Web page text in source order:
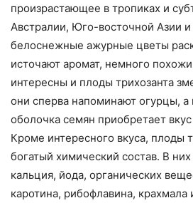
произрастающее в тропиках и
Австралии, Юго-восточной Азии и
белоснежные ажурные цветы
источают аромат, немного
интересны и плоды трихозанта
они сперва напоминают огурцы, а
оболочка семян приобретает
Кроме интересного вкуса, плоды
богатый химический состав. В
кальция, йода, органических
каротина, рибофлавина,